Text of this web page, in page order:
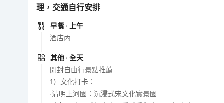
理，交通自行安排
早餐 · 上午
酒店內
其他 · 全天
開封自由行景點推薦
1）文化打卡：
‧清明上河園：沉浸式宋文化實景園